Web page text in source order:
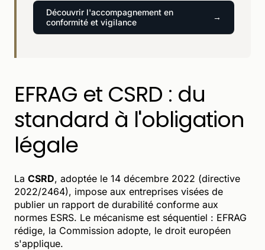
Découvrir l'accompagnement en
conformité et vigilance
EFRAG et CSRD : du
standard à l'obligation
légale
La CSRD, adoptée le 14 décembre 2022 (directive
2022/2464), impose aux entreprises visées de
publier un rapport de durabilité conforme aux
normes ESRS. Le mécanisme est séquentiel : EFRAG
rédige, la Commission adopte, le droit européen
s'applique.